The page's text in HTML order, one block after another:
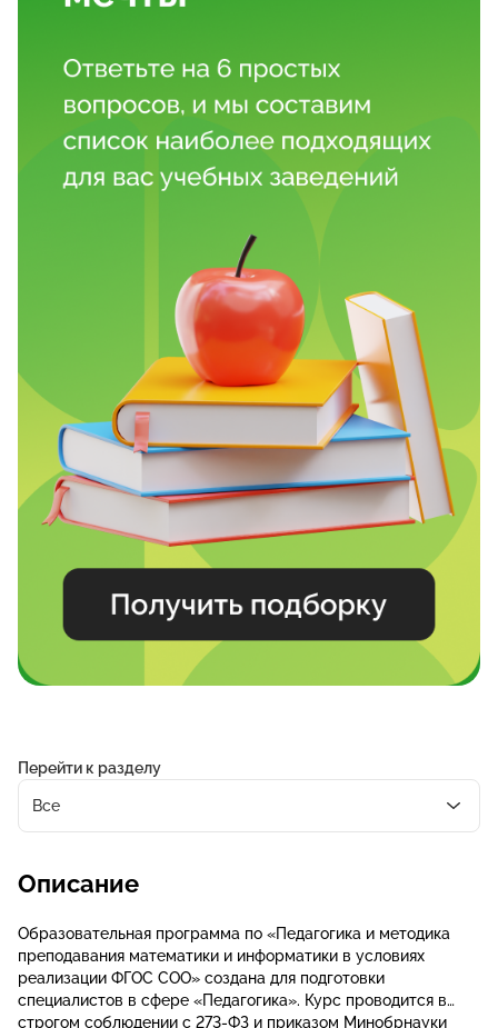
Перейти к разделу
Все
Описание
Образовательная программа по «Педагогика и методика
преподавания математики и информатики в условиях
реализации ФГОС СОО» создана для подготовки
специалистов в сфере «Педагогика». Курс проводится в
строгом соблюдении с 273-ФЗ и приказом Минобрнауки